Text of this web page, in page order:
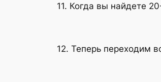
11. Когда вы найдете
12. Теперь переходим